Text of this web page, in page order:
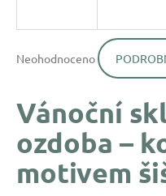
hodnocení
0,0
5
hvězdiček.
Neohodnoceno
Vánoční
ozdoba –
motivem
í
?